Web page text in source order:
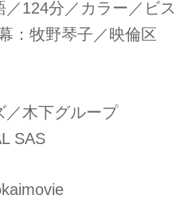
124分／カラー／ビス
：牧野琴子／映倫区
／木下グループ
SAS